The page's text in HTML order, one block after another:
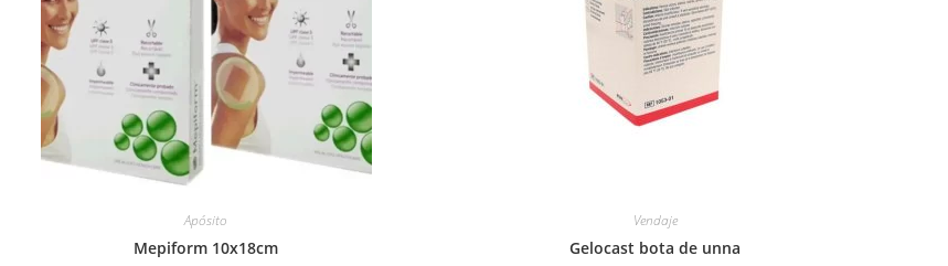
Apósito
Mepiform 10x18cm
Vendaje
Gelocast bota de unna